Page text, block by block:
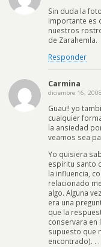
Sin duda la
importante es
nuestros
de Zarahemla.
Responder
Carmina
diciembre 16, 2008
Guau!! yo
cualquier
la ansiedad
veamos sea
Yo quisiera
espiritu santo
la influencia,
relacionado
algo. Alguna
era una
que la
conservara en
supuesto que
encontrado). . .